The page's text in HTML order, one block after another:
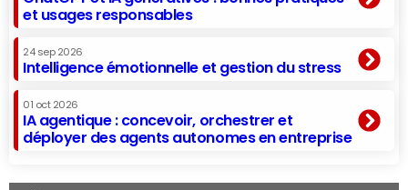
et usages responsables
24 sep 2026
Intelligence émotionnelle et gestion du stress
01 oct 2026
IA agentique : concevoir, orchestrer et
déployer des agents autonomes en entreprise